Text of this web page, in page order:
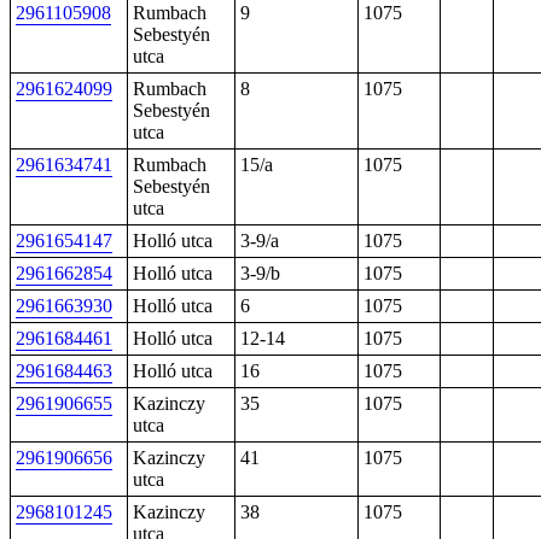
2961105908
Rumbach
Sebestyén
utca
9 1075
2961624099
Rumbach
Sebestyén
utca
8 1075
2961634741
Rumbach
Sebestyén
utca
15/a 1075
2961654147 Holló utca 3-9/a
1075
2961662854
Holló utca 3-9/b
1075
2961663930
Holló utca 6
1075
2961684461
Holló utca 12-14
1075
2961684463
Holló utca 16
1075
2961906655
Kazinczy
utca
35 1075
2961906656
Kazinczy
utca
41 1075
2968101245
Kazinczy
utca
38 1075